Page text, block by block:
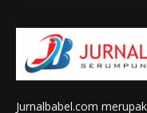
Jurnalbabel.com